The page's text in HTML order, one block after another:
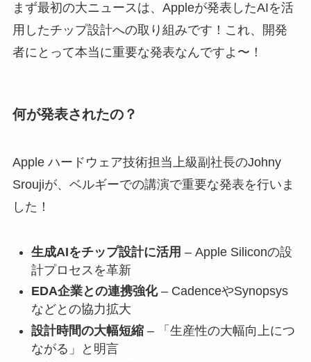
まず最初の大ニュースは、Appleが発表したAIを活
用したチップ設計への取り組みです！これ、開発
者にとって本当に重要な発表なんですよ〜！
何が発表されたの？
Apple ハードウェア技術担当上級副社長のJohny
Sroujiが、ベルギーでの講演で重要な発表を行いま
した！
生成AIをチップ設計に活用 – Apple Siliconの設
計プロセスを革新
EDA企業との連携強化– CadenceやSynopsys
などとの協力拡大
設計時間の大幅短縮– 「生産性の大幅向上につ
ながる」と明言